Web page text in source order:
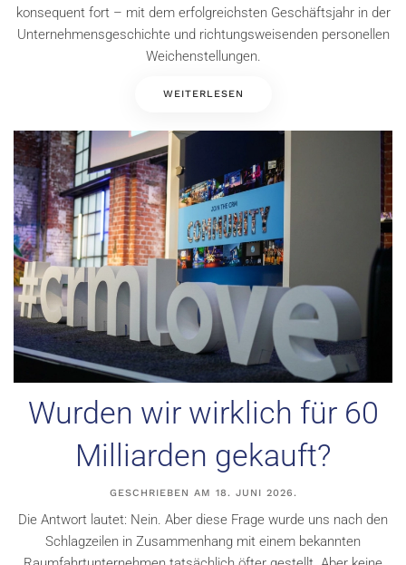
konsequent fort – mit dem erfolgreichsten Geschäftsjahr in der
Unternehmensgeschichte und richtungsweisenden personellen
Weichenstellungen.
WEITERLESEN
Wurden wir wirklich für 60
Milliarden gekauft?
GESCHRIEBEN AM 18. JUNI 2026.
Die Antwort lautet: Nein. Aber diese Frage wurde uns nach den
Schlagzeilen in Zusammenhang mit einem bekannten